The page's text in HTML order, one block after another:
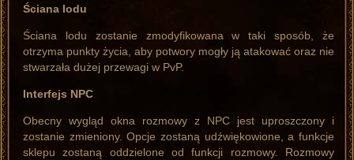
Ściana lodu
Ściana lodu zostanie zmodyfikowana w taki sposób, że
otrzyma punkty życia, aby potwory mogły ją atakować oraz nie
stwarzała dużej przewagi w PvP.
Interfejs NPC
Obecny wygląd okna rozmowy z NPC jest uproszczony i
zostanie zmieniony. Opcje zostaną udźwiękowione, a funkcje
sklepu zostaną oddzielone od funkcji rozmowy. Rozmowy